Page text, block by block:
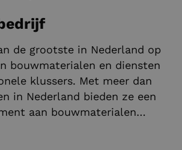
de grootste in Nederland op
bouwmaterialen en diensten
klussers. Met meer dan
in Nederland bieden ze een
aan bouwmaterialen
de focus op het leveren